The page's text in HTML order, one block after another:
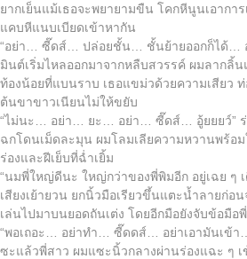
ยากเย็นแม้เธอจะพยายามขืน โคกหีนูนเอากา
แคบหีแนบเบียดเข้าหากัน
“อย่า… ซี๊ดส์… ปล่อยชั้น… ชั้นย้ายออกก็ได้…
มินต์เริ่มไหลออกมาจากหลืบสวรรค์ ผมลากลิ้
ท้องน้อยที่แบนราบ เธอแขม่วด้วยความเสียว
ต้นขาขาวเนียนไม่ให้ขยับ
“ไม่นะ… อย่า… ยะ… อย่า… ซี๊ดส์… อู้ยยยว์”
ฉกโดนเม็ดละมุน ผมโลมเลียความหวานพร้อ
ร่องและฝีเย็บที่ฉ่ำเยิ้ม
“นมพี่ใหญ่ดีนะ ใหญ่กว่าของพี่พิมอีก อยู่เฉย ๆ
เสียงเย้ายวน ยกนิ้วมือเรียวขึ้นแตะน้ำลายก่อ
เล่นไปมาบนยอดถันเต่ง โดยอีกมือยังจับข้อมือ
“พอเถอะ… อย่าทำ… ซี๊ดดส์… อย่าเอามันเข้
ซะแล้วพี่สาว ผมแซะนิ้วกลางผ่านร่องแฉะ ๆ